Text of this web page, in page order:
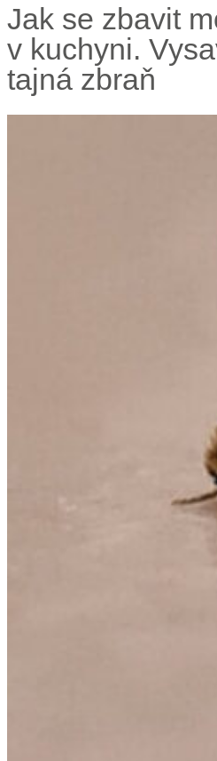
Jak se zbavit
v kuchyni.
tajná zbraň